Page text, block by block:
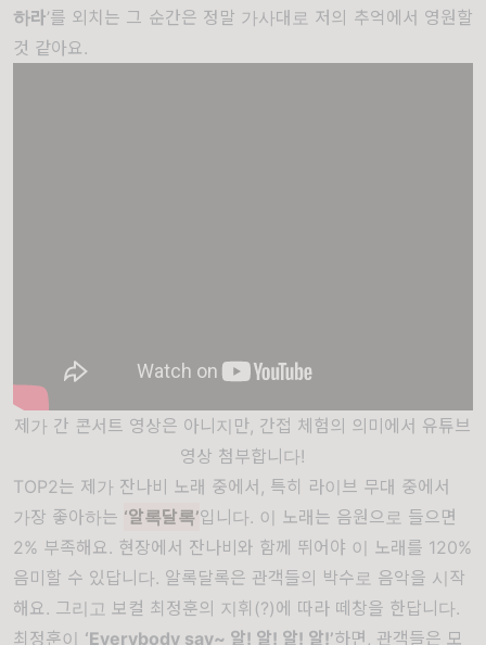
하라’를 외치는 그 순간은 정말 가사대로 저의 추억에서 영원할
것 같아요.
제가 간 콘서트 영상은 아니지만, 간접 체험의 의미에서 유튜브
영상 첨부합니다!
TOP2는 제가 잔나비 노래 중에서, 특히 라이브 무대 중에서
가장 좋아하는 ‘알록달록’입니다. 이 노래는 음원으로 들으면
2% 부족해요. 현장에서 잔나비와 함께 뛰어야 이 노래를 120%
음미할 수 있답니다. 알록달록은 관객들의 박수로 음악을 시작
해요. 그리고 보컬 최정훈의 지휘(?)에 따라 떼창을 한답니다.
최정훈이 ‘Everybody say~ 알! 알! 알! 알!’하면, 관객들은 모